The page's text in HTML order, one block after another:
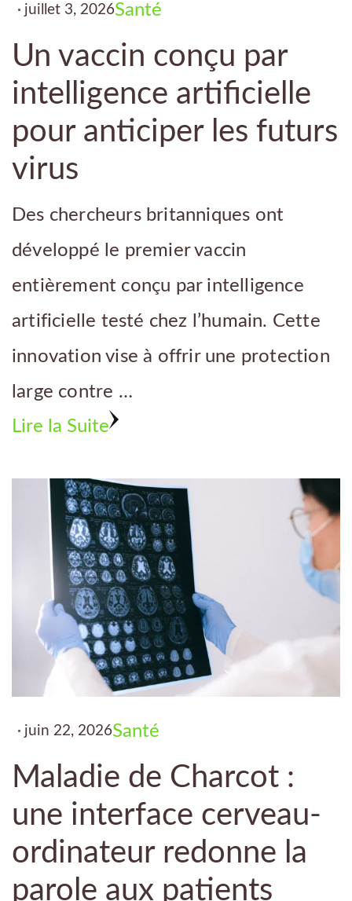
juillet 3, 2026Santé
Un vaccin conçu par
intelligence artificielle
pour anticiper les futurs
virus
Des chercheurs britanniques ont
développé le premier vaccin
entièrement conçu par intelligence
artificielle testé chez l’humain. Cette
innovation vise à offrir une protection
large contre …
Lire la Suite
juin 22, 2026Santé
Maladie de Charcot :
une interface cerveau-
ordinateur redonne la
parole aux patients